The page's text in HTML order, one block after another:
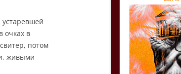
очках в
потом
живыми